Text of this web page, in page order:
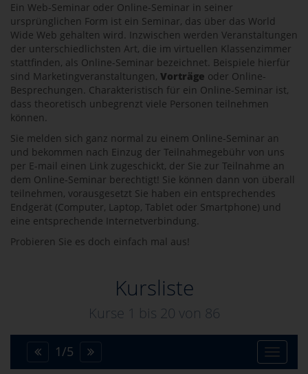
Ein Web-Seminar oder Online-Seminar in seiner
ursprünglichen Form ist ein Seminar, das über das World
Wide Web gehalten wird. Inzwischen werden Veranstaltungen
der unterschiedlichsten Art, die im virtuellen Klassenzimmer
stattfinden, als Online-Seminar bezeichnet. Beispiele hierfür
sind Marketingveranstaltungen, Vorträge oder Online-
Besprechungen. Charakteristisch für ein Online-Seminar ist,
dass theoretisch unbegrenzt viele Personen teilnehmen
können.
Sie melden sich ganz normal zu einem Online-Seminar an
und bekommen nach Einzug der Teilnahmegebühr von uns
per E-mail einen Link zugeschickt, der Sie zur Teilnahme an
dem Online-Seminar berechtigt! Sie können dann von überall
teilnehmen, vorausgesetzt Sie haben ein entsprechendes
Endgerät (Computer, Laptop, Tablet oder Smartphone) und
eine entsprechende Internetverbindung.
Probieren Sie es doch einfach mal aus!
Kursliste
Kurse 1 bis 20 von 86
Toggle
1/5